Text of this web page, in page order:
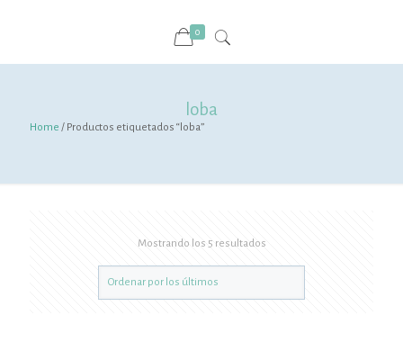
0
loba
Home / Productos etiquetados “loba”
Mostrando los 5 resultados